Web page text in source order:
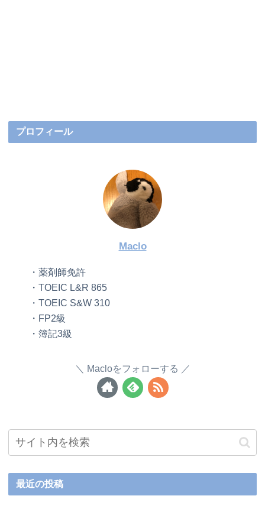
プロフィール
Maclo
・薬剤師免許
・TOEIC L&R 865
・TOEIC S&W 310
・FP2級
・簿記3級
Macloをフォローする
最近の投稿